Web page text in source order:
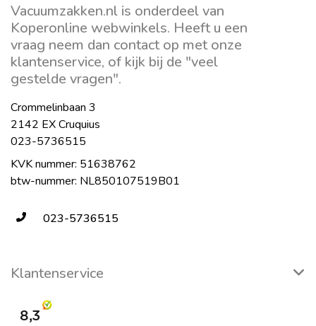
Vacuumzakken.nl is onderdeel van
Koperonline webwinkels. Heeft u een
vraag neem dan contact op met onze
klantenservice, of kijk bij de "veel
gestelde vragen".
Crommelinbaan 3
2142 EX Cruquius
023-5736515
KVK nummer: 51638762
btw-nummer: NL850107519B01
023-5736515
Klantenservice